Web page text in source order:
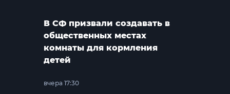
В СФ призвали создавать в
общественных местах
комнаты для кормления
детей
вчера 17:30